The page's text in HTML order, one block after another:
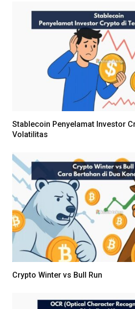
Stablecoin Penyelamat Investor
Volatilitas
Crypto Winter vs Bull Run